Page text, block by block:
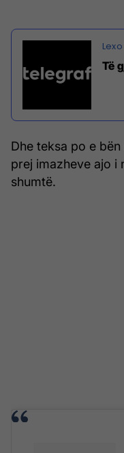
Të
Dhe teksa po e
prej imazheve ajo i
shumtë.